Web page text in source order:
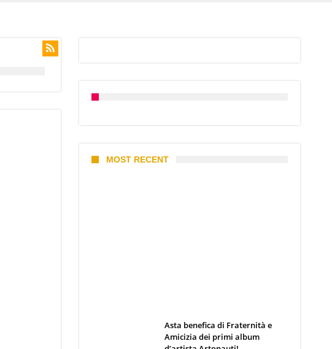
MOST RECENT
Asta benefica di Fraternità e
Amicizia dei primi album